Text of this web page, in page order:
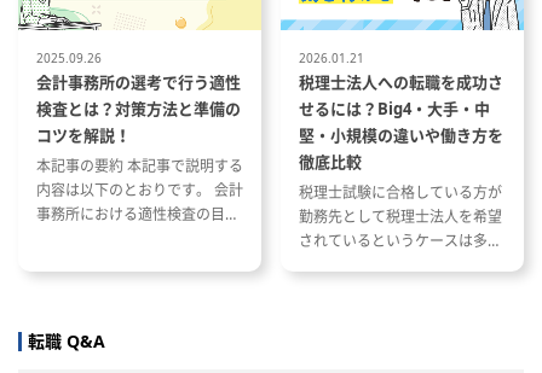
2025.09.26
会計事務所の選考で行う適性
検査とは？対策方法と準備の
コツを解説！
本記事の要約 本記事で説明する
内容は以下のとおりです。 会計
事務所における適性検査の目的
2026.01.21
税理士法人への転職を成功さ
せるには？Big4・大手・中
堅・小規模の違いや働き方を
徹底比較
税理士試験に合格している方が
勤務先として税理士法人を希望
されているというケースは多い
転職 Q&A